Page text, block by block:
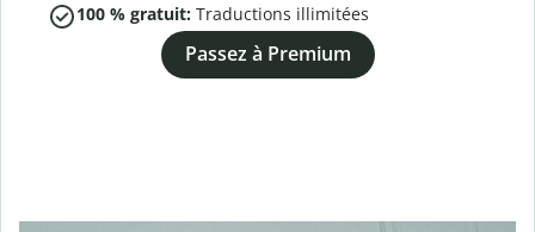
100 % gratuit: Traductions illimitées
Passez à Premium